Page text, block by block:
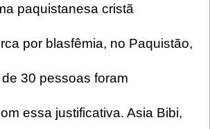
paquistanesa cristã
por blasfêmia, no Paquistão,
30 pessoas foram
essa justificativa. Asia Bibi,